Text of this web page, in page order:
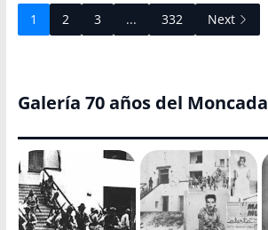
1 2 3 ... 332 Next
Galería 70 años del Moncada